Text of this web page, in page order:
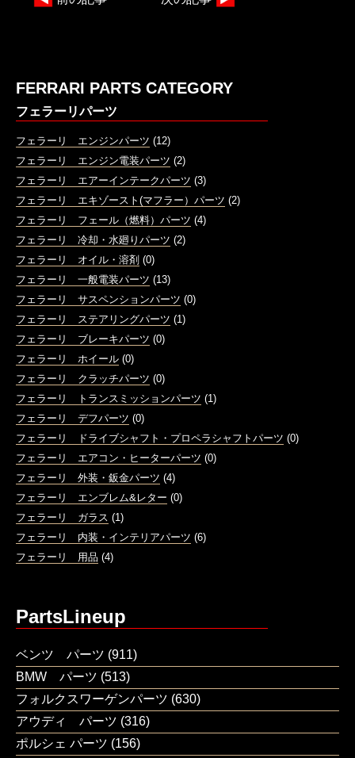
FERRARI PARTS CATEGORY
フェラーリパーツ
フェラーリ エンジンパーツ (12)
フェラーリ エンジン電装パーツ (2)
フェラーリ エアーインテークパーツ (3)
フェラーリ エキゾースト(マフラー）パーツ (2)
フェラーリ フェール（燃料）パーツ (4)
フェラーリ 冷却・水廻りパーツ (2)
フェラーリ オイル・溶剤 (0)
フェラーリ 一般電装パーツ (13)
フェラーリ サスペンションパーツ (0)
フェラーリ ステアリングパーツ (1)
フェラーリ ブレーキパーツ (0)
フェラーリ ホイール (0)
フェラーリ クラッチパーツ (0)
フェラーリ トランスミッションパーツ (1)
フェラーリ デフパーツ (0)
フェラーリ ドライブシャフト・プロペラシャフトパーツ (0)
フェラーリ エアコン・ヒーターパーツ (0)
フェラーリ 外装・鈑金パーツ (4)
フェラーリ エンブレム&レター (0)
フェラーリ ガラス (1)
フェラーリ 内装・インテリアパーツ (6)
フェラーリ 用品 (4)
PartsLineup
ベンツ パーツ (911)
BMW パーツ (513)
フォルクスワーゲンパーツ (630)
アウディ パーツ (316)
ポルシェ パーツ (156)